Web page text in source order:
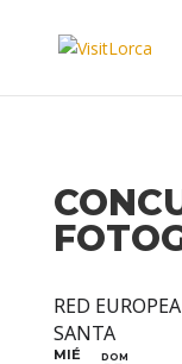
RED
SANTA
MIÉ DOM